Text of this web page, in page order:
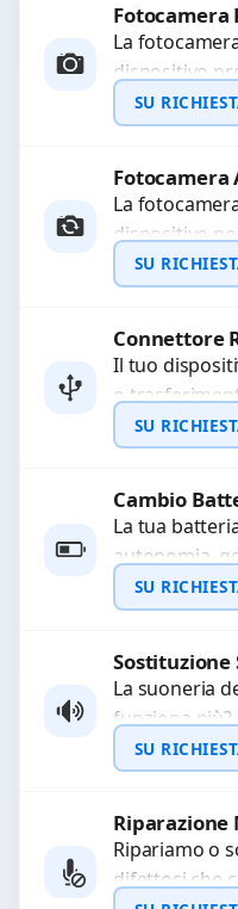
Fotocamera
La
dispositivo
immagini
SU
La
dispositivo
sostituiamo
problemi
SU
Connettore
Il tuo
o
sostituiamo
rotti, allentati,
SU
Cambio
La tua
autonomia,
lenta o cicli
Sostituiamo
SU
Sostituzione
La suoneria
funziona
a moduli
precisi e
SU
Ripariamo o
difettosi che